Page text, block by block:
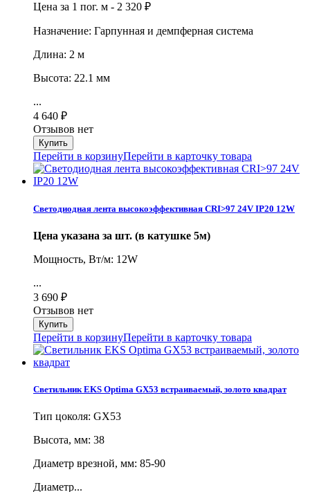
Цена за 1 пог. м - 2 320 ₽
Назначение: Гарпунная и демпферная система
Длина: 2 м
Высота: 22.1 мм
...
4 640 ₽
Отзывов нет
Перейти в корзинуПерейти в карточку товара
Светодиодная лента высокоэффективная CRI>97 24V IP20 12W
Цена указана за шт. (в катушке 5м)
Мощность, Вт/м: 12W
...
3 690 ₽
Отзывов нет
Перейти в корзинуПерейти в карточку товара
Светильник EKS Optima GX53 встраиваемый, золото квадрат
Тип цоколя: GX53
Высота, мм: 38
Диаметр врезной, мм: 85-90
Диаметр...